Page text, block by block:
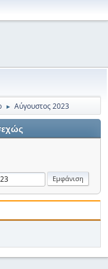
► Αύγουστος 2023